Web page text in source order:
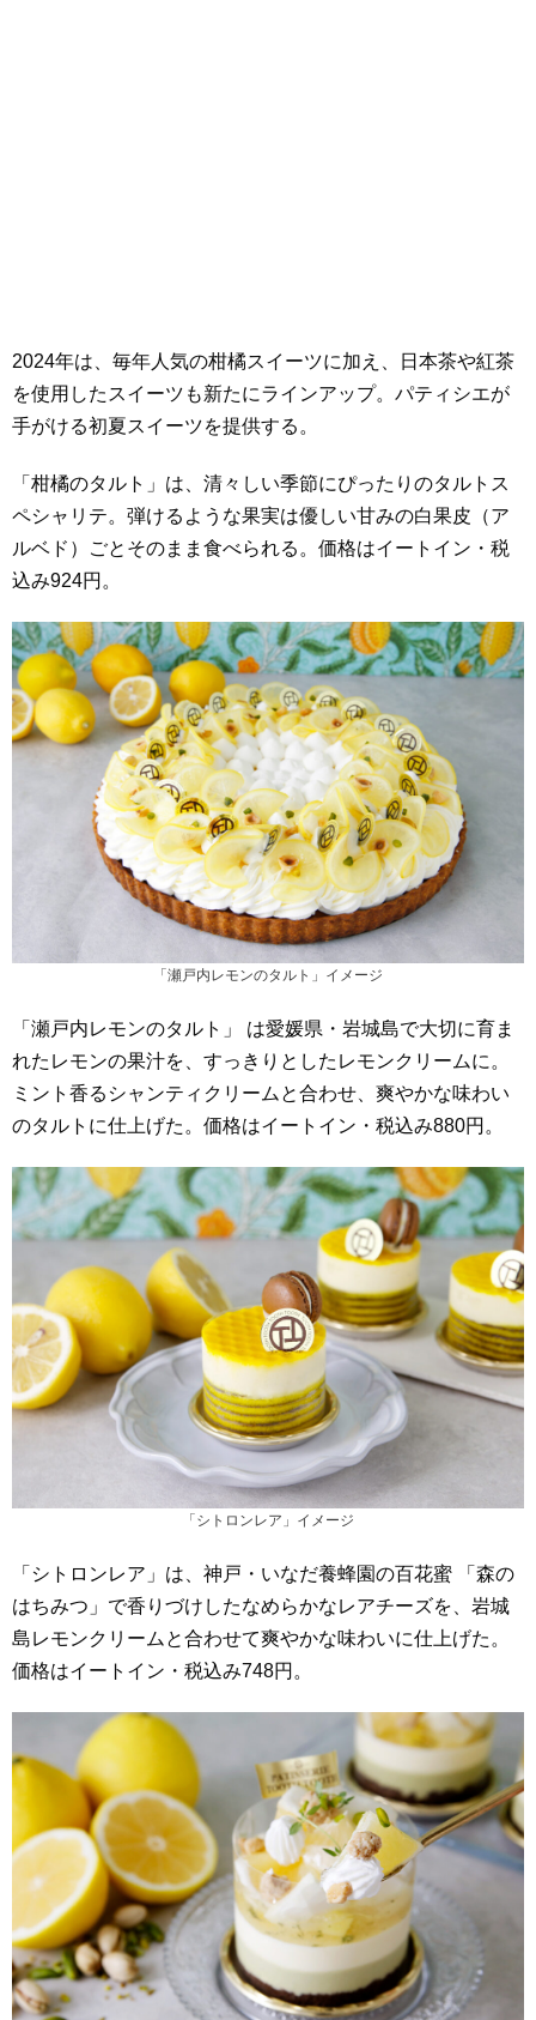
2024年は、毎年人気の柑橘スイーツに加え、日本茶や紅茶
を使用したスイーツも新たにラインアップ。パティシエが
手がける初夏スイーツを提供する。
「柑橘のタルト」は、清々しい季節にぴったりのタルトス
ペシャリテ。​弾けるような果実は優しい甘みの白果皮（ア
ルベド）ごとそのまま食べられる。​価格はイートイン・税
込み924円。
「瀬戸内レモンのタルト」イメージ
「瀬戸内レモンのタルト」 は愛媛県・岩城島で大切に育ま
れたレモンの果汁を、すっきりとしたレモンクリームに。​
ミント香るシャンティクリームと合わせ、爽やかな味わい
のタルトに仕上げた。価格はイートイン・税込み880円。
「シトロンレア」イメージ
「シトロンレア」は、神戸・いなだ養蜂園の百花蜜 「森の
はちみつ」で香りづけしたなめらかなレアチーズを、岩城
島レモンクリームと合わせて爽やかな味わいに仕上げた。
価格はイートイン・税込み748円。